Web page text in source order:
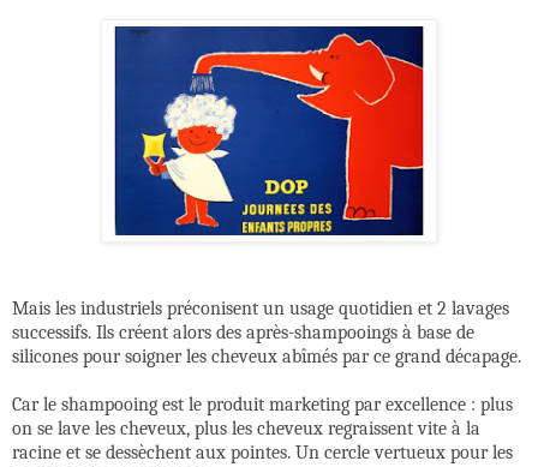
Mais les industriels préconisent un usage quotidien et 2 lavages
successifs. Ils créent alors des après-shampooings à base de
silicones pour soigner les cheveux abîmés par ce grand décapage.
Car le shampooing est le produit marketing par excellence : plus
on se lave les cheveux, plus les cheveux regraissent vite à la
racine et se dessèchent aux pointes. Un cercle vertueux pour les